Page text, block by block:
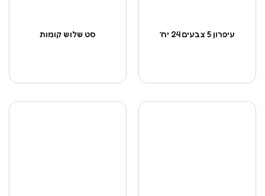
סט שלוש קומות עיפרון 5 צבעים 24 יח’